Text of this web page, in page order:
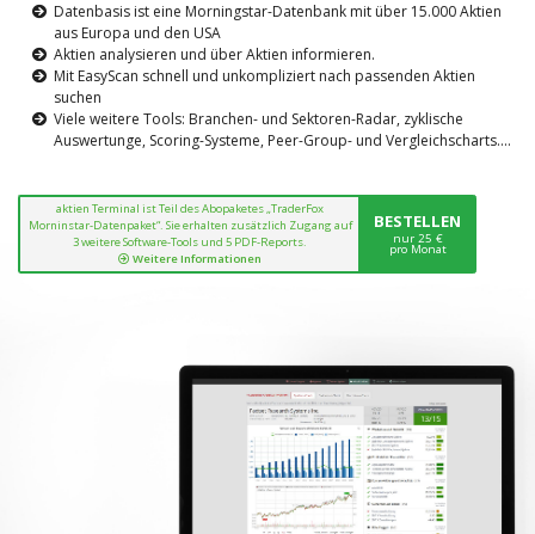
Datenbasis ist eine Morningstar-Datenbank mit über 15.000 Aktien
aus Europa und den USA
Aktien analysieren und über Aktien informieren.
Mit EasyScan schnell und unkompliziert nach passenden Aktien
suchen
Viele weitere Tools: Branchen- und Sektoren-Radar, zyklische
Auswertunge, Scoring-Systeme, Peer-Group- und Vergleichscharts....
aktien Terminal ist Teil des Abopaketes „TraderFox
Morninstar-Datenpaket“. Sie erhalten zusätzlich Zugang auf
3 weitere Software-Tools und 5 PDF-Reports.
Weitere Informationen
BESTELLEN
nur 25 €
pro Monat